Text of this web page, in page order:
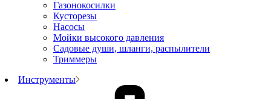
Газонокосилки
Кусторезы
Насосы
Мойки высокого давления
Садовые души, шланги, распылители
Триммеры
Инструменты